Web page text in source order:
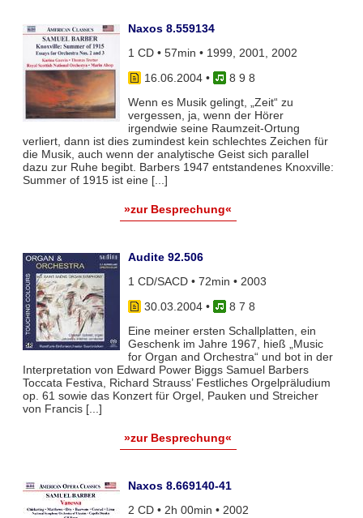
Naxos 8.559134
1 CD • 57min • 1999, 2001, 2002
16.06.2004•
8 9 8
Wenn es Musik gelingt, „Zeit“ zu
vergessen, ja, wenn der Hörer
irgendwie seine Raumzeit-Ortung
verliert, dann ist dies zumindest kein schlechtes Zeichen für
die Musik, auch wenn der analytische Geist sich parallel
dazu zur Ruhe begibt. Barbers 1947 entstandenes Knoxville:
Summer of 1915 ist eine [...]
»zur Besprechung«
Audite 92.506
1 CD/SACD • 72min • 2003
30.03.2004•
8 7 8
Eine meiner ersten Schallplatten, ein
Geschenk im Jahre 1967, hieß „Music
for Organ and Orchestra“ und bot in der
Interpretation von Edward Power Biggs Samuel Barbers
Toccata Festiva, Richard Strauss’ Festliches Orgelpräludium
op. 61 sowie das Konzert für Orgel, Pauken und Streicher
von Francis [...]
»zur Besprechung«
Naxos 8.669140-41
2 CD • 2h 00min • 2002